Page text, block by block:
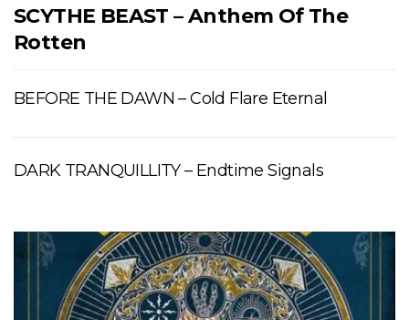
SCYTHE BEAST – Anthem Of The
Rotten
BEFORE THE DAWN – Cold Flare Eternal
DARK TRANQUILLITY – Endtime Signals